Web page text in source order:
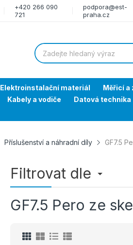
+420 266 090
721
podpora@est-
praha.cz
Elektroinstalační materiál Měřicí a
Kabely a vodiče Datová technika
Příslušenství a náhradní díly GF7.5
Filtrovat dle
GF7.5 Pero ze